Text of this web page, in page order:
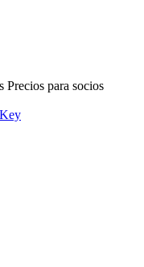
Precios para socios